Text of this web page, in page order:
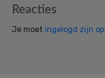
Reader
Reacties
Je moet ingelogd zijn op